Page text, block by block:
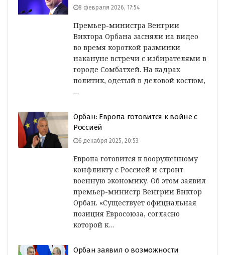
8 февраля 2026, 17:54
Премьер-министра Венгрии
Виктора Орбана засняли на видео
во время короткой разминки
накануне встречи с избирателями в
городе Сомбатхей. На кадрах
политик, одетый в деловой костюм,
…
Орбан: Европа готовится к войне с
Россией
6 декабря 2025, 20:53
Европа готовится к вооруженному
конфликту с Россией и строит
военную экономику. Об этом заявил
премьер-министр Венгрии Виктор
Орбан. «Существует официальная
позиция Евросоюза, согласно
которой к…
Орбан заявил о возможности